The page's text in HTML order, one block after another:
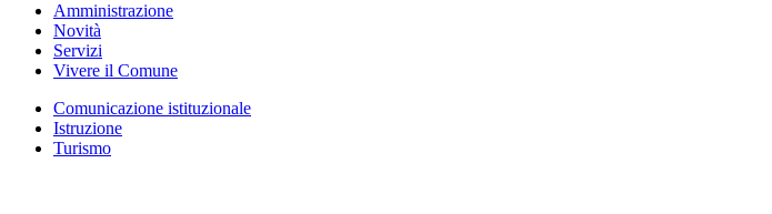
Amministrazione
Novità
Servizi
Vivere il Comune
Comunicazione istituzionale
Istruzione
Turismo